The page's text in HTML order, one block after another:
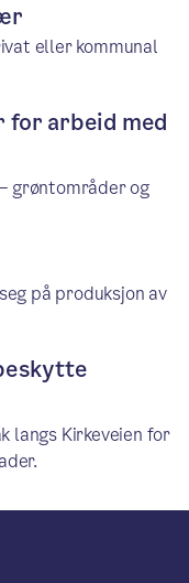
eller kommunal
for arbeid med
grøntområder og
på produksjon av
langs Kirkeveien for